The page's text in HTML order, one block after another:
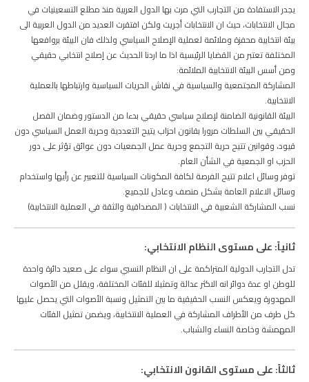
يجدر الاستفادة من التجارب التي مرت بها الدول العربية منذ مطلع التسعينيات في
مجال الانتخابات، حيث ان الانتخابات أجريت ولكن افتقرت العديد من الدول العربية الى
بيئة انتخابية محفزة وملائمة لعملية الإصلاح السياسي ولذلك فان البيئة بروافعها
المختلفة تعتبر من القضايا الرئيسية اذا ما اردنا الحديث عن إصلاح انتخابي حقيقي
ومن أسس البيئة الانتخابية الملائمة:
المشاركة المجتمعية والسياسية في نقاش الحريات السياسية وارتباطها بالعملية
الانتخابية.
البيئة القانونية الضامنة لإصلاح سياسي حقيقي بدءا من الدستور وضمان الفصل
الحقيقي بين السلطات مرورا بقانون احزاب يتيح التعددية وحرية العمل السياسي دون
قيود، وقوانين تتيح حرية التجمع وحرية عمل الجمعيات دون عوائق تؤثر على دور
الحزب او الجمعية في الشأن العام.
توفر وسائل اعلام تتيح الفرصة لكافة المكونات السياسية للتعبير عن رأيها واستخدام
وسائل الاعلام العامة بشكل منصف وعادل للجميع.
نسب المشاركة الشعبية في الانتخابات ( المصداقية والثقة في العملية الانتخابية)
ثانياً: على مستوى النظام الانتخابي:
تدل التجارب الدولية المتراكمة على ان النظام النسبي سواء على صعيد دائرة واحدة
للوطن او عدة دوائر انه الاكثر عدالة وتمثيلا للفئات المختلفة، ويقلل من الأصوات
المهدورة ويعكس النسب الحقيقية ما بين التمثيل ونسبة الأصوات التي يحصل عليها
كل طرف من الأطراف المشاركة في العملية الانتخابية، ويضمن تمثيل الفئات
المهمشة وخاصة النساء والشباب.
ثالثاً: على مستوى القانون الانتخابي: